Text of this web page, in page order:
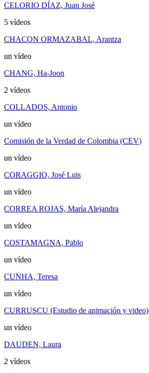
CELORIO DÍAZ, Juan José
5 vídeos
CHACON ORMAZABAL, Arantza
un vídeo
CHANG, Ha-Joon
2 vídeos
COLLADOS, Antonio
un vídeo
Comisión de la Verdad de Colombia (CEV)
un vídeo
CORAGGIO, José Luis
un vídeo
CORREA ROJAS, María Alejandra
un vídeo
COSTAMAGNA, Pablo
un vídeo
CUNHA, Teresa
un vídeo
CURRUSCU (Estudio de animación y video)
un vídeo
DAUDEN, Laura
2 vídeos